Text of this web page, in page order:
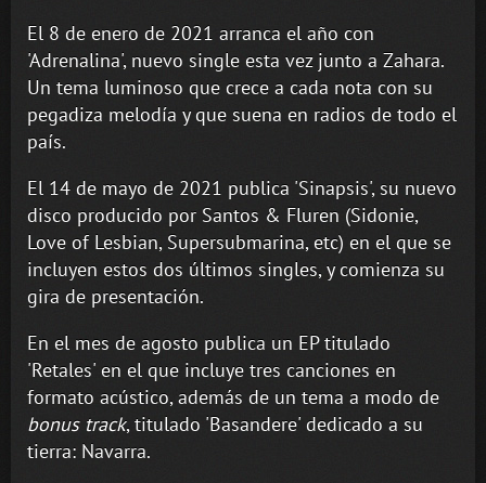
El 8 de enero de 2021 arranca el año con
'Adrenalina', nuevo single esta vez junto a Zahara.
Un tema luminoso que crece a cada nota con su
pegadiza melodía y que suena en radios de todo el
país.
El 14 de mayo de 2021 publica 'Sinapsis', su nuevo
disco producido por Santos & Fluren (Sidonie,
Love of Lesbian, Supersubmarina, etc) en el que se
incluyen estos dos últimos singles, y comienza su
gira de presentación.
En el mes de agosto publica un EP titulado
'Retales' en el que incluye tres canciones en
formato acústico, además de un tema a modo de
bonus track, titulado 'Basandere' dedicado a su
tierra: Navarra.